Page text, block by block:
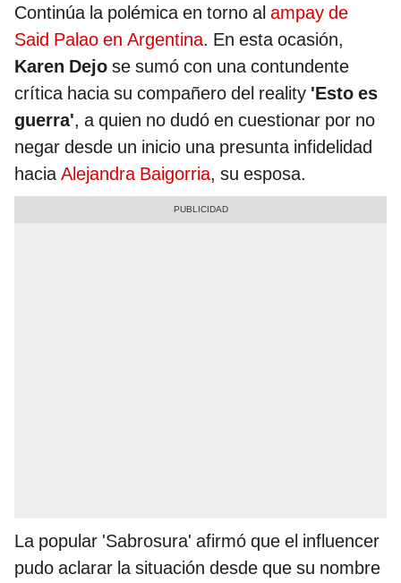
Continúa la polémica en torno al ampay de
Said Palao en Argentina. En esta ocasión,
Karen Dejo se sumó con una contundente
crítica hacia su compañero del reality 'Esto es
guerra', a quien no dudó en cuestionar por no
negar desde un inicio una presunta infidelidad
haciaAlejandra Baigorria, su esposa.
La popular 'Sabrosura' afirmó que el influencer
pudo aclarar la situación desde que su nombre